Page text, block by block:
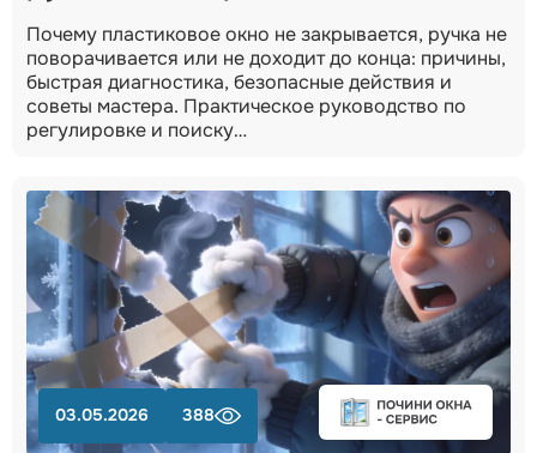
Почему пластиковое окно не закрывается, ручка не
поворачивается или не доходит до конца: причины,
быстрая диагностика, безопасные действия и
советы мастера. Практическое руководство по
регулировке и поиску…
03.05.2026 388